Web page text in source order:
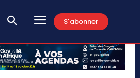
S'abonner